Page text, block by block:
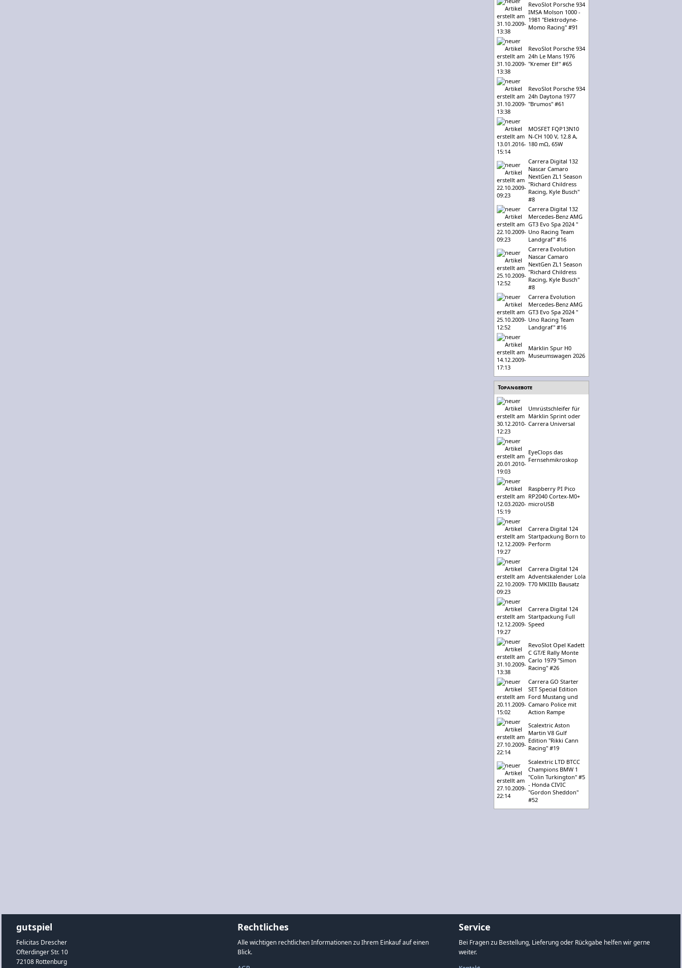
RevoSlot Porsche 934
IMSA Molson 1000 -
1981 "Elektrodyne-
Momo Racing" #91
RevoSlot Porsche 934
24h Le Mans 1976
"Kremer Elf" #65
RevoSlot Porsche 934
24h Daytona 1977
"Brumos" #61
MOSFET FQP13N10
N-CH 100 V, 12.8 A,
180 mΩ, 65W
Carrera Digital 132
Nascar Camaro
NextGen ZL1 Season
"Richard Childress
Racing, Kyle Busch"
#8
Carrera Digital 132
Mercedes-Benz AMG
GT3 Evo Spa 2024 "
Uno Racing Team
Landgraf" #16
Carrera Evolution
Nascar Camaro
NextGen ZL1 Season
"Richard Childress
Racing, Kyle Busch"
#8
Carrera Evolution
Mercedes-Benz AMG
GT3 Evo Spa 2024 "
Uno Racing Team
Landgraf" #16
Märklin Spur H0
Museumswagen 2026
Topangebote
Umrüstschleifer für
Märklin Sprint oder
Carrera Universal
EyeClops das
Fernsehmikroskop
Raspberry PI Pico
RP2040 Cortex-M0+
microUSB
Carrera Digital 124
Startpackung Born to
Perform
Carrera Digital 124
Adventskalender Lola
T70 MKIIIb Bausatz
Carrera Digital 124
Startpackung Full
Speed
RevoSlot Opel Kadett
C GT/E Rally Monte
Carlo 1979 "Simon
Racing" #26
Carrera GO Starter
SET Special Edition
Ford Mustang und
Camaro Police mit
Action Rampe
Scalextric Aston
Martin V8 Gulf
Edition "Rikki Cann
Racing" #19
Scalextric LTD BTCC
Champions BMW 1
"Colin Turkington" #5
- Honda CIVIC
"Gordon Sheddon"
#52
gutspiel
Felicitas Drescher
Ofterdinger Str. 10
72108 Rottenburg
Rechtliches
Alle wichtigen rechtlichen Informationen zu Ihrem Einkauf auf einen
Blick.
Service
Bei Fragen zu Bestellung, Lieferung oder Rückgabe helfen wir gerne
weiter.